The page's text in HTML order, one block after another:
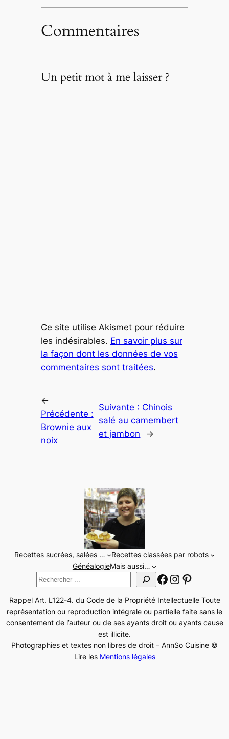
Commentaires
Un petit mot à me laisser ?
Ce site utilise Akismet pour réduire
les indésirables. En savoir plus sur
la façon dont les données de vos
commentaires sont traitées.
←
Précédente :
Brownie aux
noix
Suivante : Chinois
salé au camembert
et jambon
→
Recettes sucrées, salées …
Recettes classées par robots
GénéalogieMais aussi…
Rechercher
Facebook
Instagram
Rappel Art. L122-4. du Code de la Propriété Intellectuelle Toute
représentation ou reproduction intégrale ou partielle faite sans le
consentement de l’auteur ou de ses ayants droit ou ayants cause
est illicite.
Photographies et textes non libres de droit – AnnSo Cuisine ©
Lire les Mentions légales